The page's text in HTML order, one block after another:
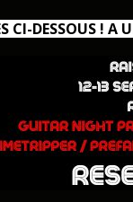
CI-DESSOUS ! A